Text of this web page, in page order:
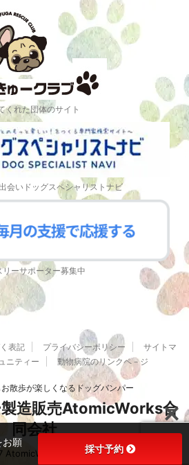
くれた団体のサイト
会いドッグスペシャリストナビ
リーサポーター募集中
表記 プライバシーポリシー
サイトマ
ニティー 動物病院のリンクペ－ジ
散歩が楽しくなるドッグバンパー
製造販売AtomicWorks合
同会社
AtomicWorks合同会社
お願
採寸予約